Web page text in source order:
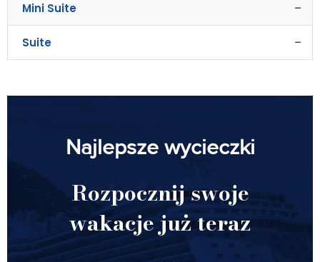
Mini Suite –
Suite –
Najlepsze wycieczki
Rozpocznij swoje
wakacje już teraz